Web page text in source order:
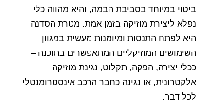
ביטוי במיוחד בסביבת הבמה, והיא מהווה כלי
נפלא ליצירת מוזיקה בזמן אמת. מטרת הסדנה
היא לפתח התנסות ומיומנות מעשית במגוון
השימושים המוזיקליים המתאפשרים בתוכנה –
ככלי יצירה, הפקה, תקלוט, נגינת מוזיקה
אלקטרונית, או נגינה כחבר הרכב אינסטרומנטלי
לכל דבר.